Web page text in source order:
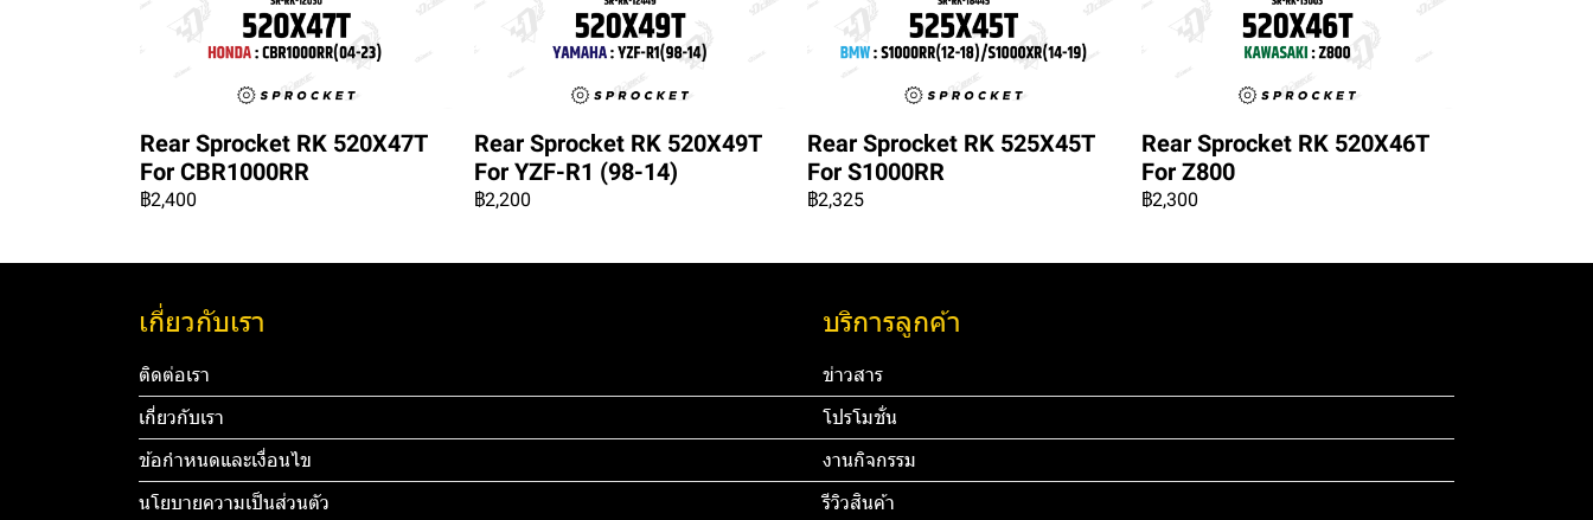
Rear Sprocket RK 520X47T
For CBR1000RR
฿2,400
Rear Sprocket RK 520X49T
For YZF-R1 (98-14)
฿2,200
Rear Sprocket RK 525X45T
For S1000RR
฿2,325
Rear Sprocket RK 520X46T
For Z800
฿2,300
เกี่ยวกับเรา
ติดต่อเรา
เกี่ยวกับเรา
ข้อกำหนดและเงื่อนไข
นโยบายความเป็นส่วนตัว
บริการลูกค้า
ข่าวสาร
โปรโมชั่น
งานกิจกรรม
รีวิวสินค้า